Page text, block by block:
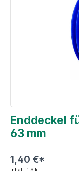
Enddeckel
63 mm
1,40 €*
Inhalt: 1 Stk.